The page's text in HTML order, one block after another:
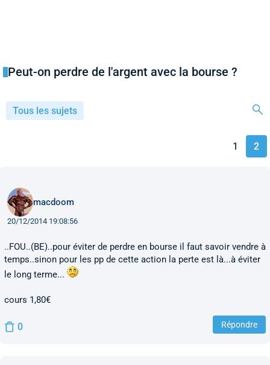
Peut-on perdre de l'argent avec la bourse ?
Tous les sujets
1 2
macdoom
20/12/2014 19:08:56
..FOU..(BE)..pour éviter de perdre en bourse il faut savoir vendre à
temps..sinon pour les pp de cette action la perte est là...à éviter
le long terme...
cours 1,80€
0 Répondre